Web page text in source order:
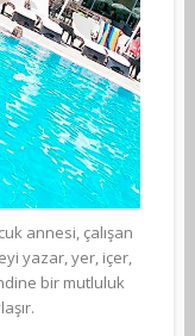
annesi, çalışan
yazar, yer, içer,
bir mutluluk